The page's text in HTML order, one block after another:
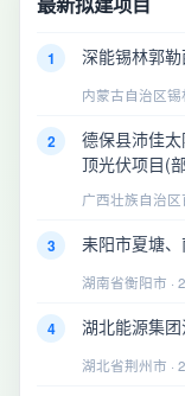
1 深能锡林郭
内蒙古自治区锡
2
德保县沛佳
顶光伏项目(
广西壮族自治区
3 耒阳市夏塘
湖南省衡阳市 ·
4 湖北能源集
湖北省荆州市 ·